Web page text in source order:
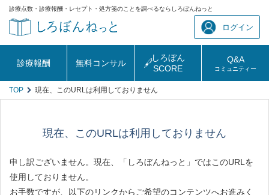
診療点数・診療報酬・レセプト・処方箋のことを調べるならしろぼんねっと
ログイン
診療報酬 無料コンサル
しろぼん
SCORE
Q&A
コミュニティー
TOP 現在、このURLは利用しておりません
現在、このURLは利用しておりません
申し訳ございません。現在、「しろぼんねっと」ではこのURLを
使用しておりません。
お手数ですが、以下のリンクからご希望のコンテンツへお進みく